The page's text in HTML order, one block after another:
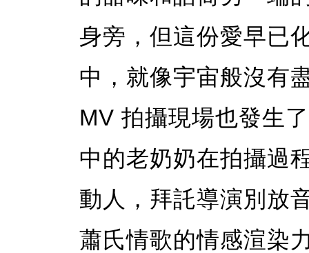
身旁，但這份愛早已
中，就像宇宙般沒有
MV 拍攝現場也發生
中的老奶奶在拍攝過
動人，拜託導演別放
蕭氏情歌的情感渲染